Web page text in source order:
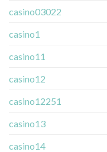
casino03022
casino1
casino11
casino12
casino12251
casino13
casino14